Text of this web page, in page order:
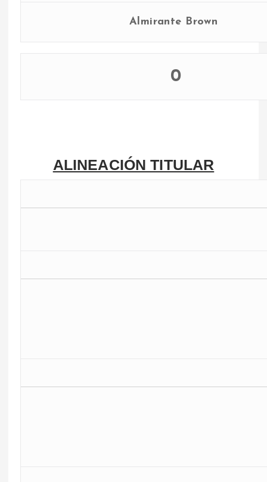
Almirante Brown
0
ALINEACIÓN TITULAR